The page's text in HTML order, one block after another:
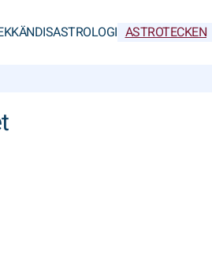
KÄNDISASTROLOGI ASTROTECKEN